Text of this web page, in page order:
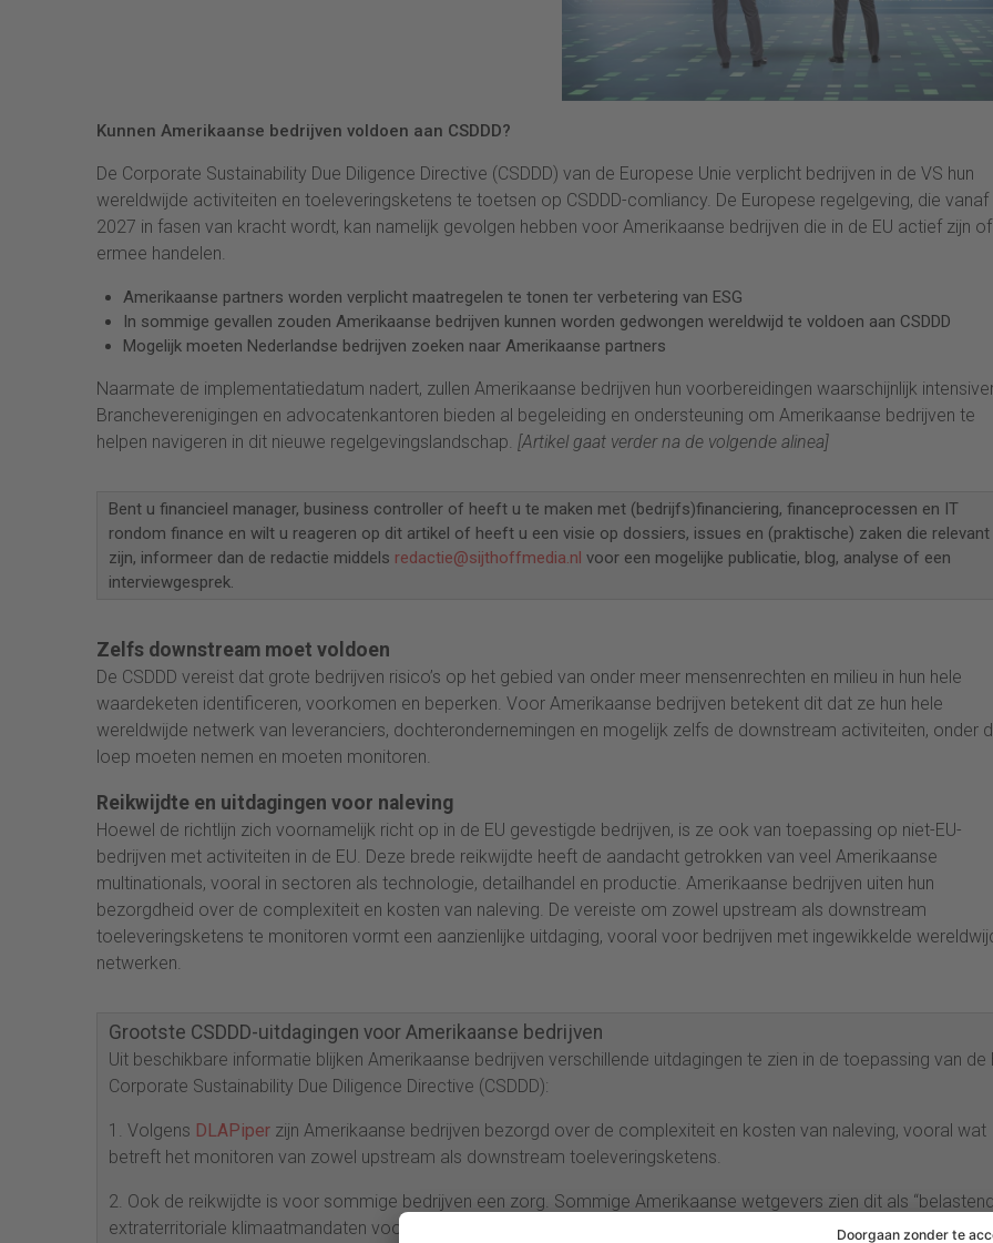
Kunnen Amerikaanse bedrijven voldoen aan CSDDD?
De Corporate Sustainability Due Diligence Directive (CSDDD) van de Europese Unie verplicht bedrijven in de VS hun
wereldwijde activiteiten en toeleveringsketens te toetsen op CSDDD-comliancy. De Europese regelgeving, die vanaf
2027 in fasen van kracht wordt, kan namelijk gevolgen hebben voor Amerikaanse bedrijven die in de EU actief zijn of
ermee handelen.
Amerikaanse partners worden verplicht maatregelen te tonen ter verbetering van ESG
In sommige gevallen zouden Amerikaanse bedrijven kunnen worden gedwongen wereldwijd te voldoen aan CSDDD
Mogelijk moeten Nederlandse bedrijven zoeken naar Amerikaanse partners
Naarmate de implementatiedatum nadert, zullen Amerikaanse bedrijven hun voorbereidingen waarschijnlijk
Brancheverenigingen en advocatenkantoren bieden al begeleiding en ondersteuning om Amerikaanse bedrijven te
helpen navigeren in dit nieuwe regelgevingslandschap. [Artikel gaat verder na de volgende alinea]
Bent u financieel manager, business controller of heeft u te maken met (bedrijfs)financiering, financeprocessen en IT
rondom finance en wilt u reageren op dit artikel of heeft u een visie op dossiers, issues en (praktische) zaken die relevant
zijn, informeer dan de redactie middels redactie@sijthoffmedia.nl voor een mogelijke publicatie, blog, analyse of een
interviewgesprek.
Zelfs downstream moet voldoen
De CSDDD vereist dat grote bedrijven risico’s op het gebied van onder meer mensenrechten en milieu in hun hele
waardeketen identificeren, voorkomen en beperken. Voor Amerikaanse bedrijven betekent dit dat ze hun hele
wereldwijde netwerk van leveranciers, dochterondernemingen en mogelijk zelfs de downstream activiteiten, onder
loep moeten nemen en moeten monitoren.
Reikwijdte en uitdagingen voor naleving
Hoewel de richtlijn zich voornamelijk richt op in de EU gevestigde bedrijven, is ze ook van toepassing op niet-EU-
bedrijven met activiteiten in de EU. Deze brede reikwijdte heeft de aandacht getrokken van veel Amerikaanse
multinationals, vooral in sectoren als technologie, detailhandel en productie. Amerikaanse bedrijven uiten hun
bezorgdheid over de complexiteit en kosten van naleving. De vereiste om zowel upstream als downstream
toeleveringsketens te monitoren vormt een aanzienlijke uitdaging, vooral voor bedrijven met ingewikkelde
netwerken.
Grootste CSDDD-uitdagingen voor Amerikaanse bedrijven
Uit beschikbare informatie blijken Amerikaanse bedrijven verschillende uitdagingen te zien in de toepassing van de
Corporate Sustainability Due Diligence Directive (CSDDD):
1. Volgens DLAPiper zijn Amerikaanse bedrijven bezorgd over de complexiteit en kosten van naleving, vooral wat
betreft het monitoren van zowel upstream als downstream toeleveringsketens.
2. Ook de reikwijdte is voor sommige bedrijven een zorg. Sommige Amerikaanse wetgevers zien dit als
extraterritoriale klimaatmandaten voor Amerikaanse bedrijven”. Eerder berichtte het Amerikaanse kantoor van